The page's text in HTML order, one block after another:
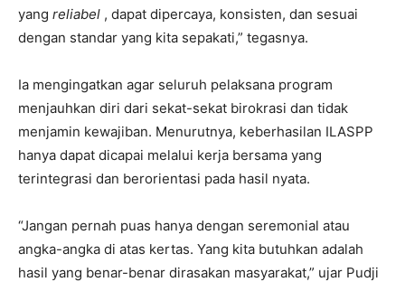
yang reliabel , dapat dipercaya, konsisten, dan sesuai
dengan standar yang kita sepakati,” tegasnya.
Ia mengingatkan agar seluruh pelaksana program
menjauhkan diri dari sekat-sekat birokrasi dan tidak
menjamin kewajiban. Menurutnya, keberhasilan ILASPP
hanya dapat dicapai melalui kerja bersama yang
terintegrasi dan berorientasi pada hasil nyata.
“Jangan pernah puas hanya dengan seremonial atau
angka-angka di atas kertas. Yang kita butuhkan adalah
hasil yang benar-benar dirasakan masyarakat,” ujar Pudji